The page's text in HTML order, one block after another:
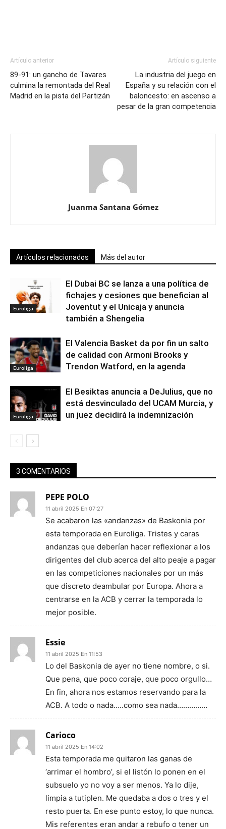
Artículo anterior
89-91: un gancho de Tavares
culmina la remontada del Real
Madrid en la pista del Partizán
Artículo siguiente
La industria del juego en
España y su relación con el
baloncesto: en ascenso a
pesar de la gran competencia
Juanma Santana Gómez
Artículos relacionados Más del autor
Euroliga
El Dubai BC se lanza a una política de
fichajes y cesiones que benefician al
Joventut y el Unicaja y anuncia
también a Shengelia
Euroliga
El Valencia Basket da por fin un salto
de calidad con Armoni Brooks y
Trendon Watford, en la agenda
Euroliga
El Besiktas anuncia a DeJulius, que no
está desvinculado del UCAM Murcia, y
un juez decidirá la indemnización
3 COMENTARIOS
PEPE POLO
11 abril 2025 En 07:27
Se acabaron las «andanzas» de Baskonia por
esta temporada en Euroliga. Tristes y caras
andanzas que deberían hacer reflexionar a los
dirigentes del club acerca del alto peaje a pagar
en las competiciones nacionales por un más
que discreto deambular por Europa. Ahora a
centrarse en la ACB y cerrar la temporada lo
mejor posible.
Essie
11 abril 2025 En 11:53
Lo del Baskonia de ayer no tiene nombre, o si.
Que pena, que poco coraje, que poco orgullo…
En fin, ahora nos estamos reservando para la
ACB. A todo o nada…..como sea nada……………
Carioco
11 abril 2025 En 14:02
Esta temporada me quitaron las ganas de
‘arrimar el hombro’, si el listón lo ponen en el
subsuelo yo no voy a ser menos. Ya lo dije,
limpia a tutiplen. Me quedaba a dos o tres y el
resto puerta. En ese punto estoy, lo que nunca.
Mis referentes eran andar a rebufo o tener un